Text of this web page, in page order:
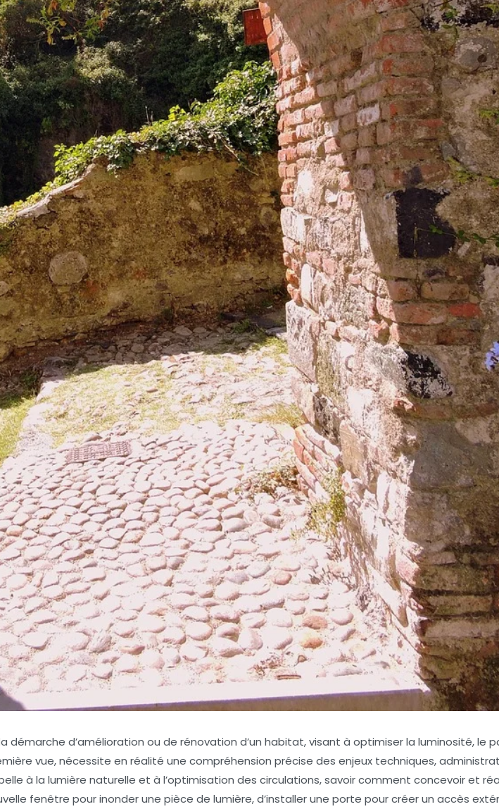
démarche d’amélioration ou de rénovation d’un habitat, visant à optimiser la luminosité, le
vue, nécessite en réalité une compréhension précise des enjeux techniques,
à la lumière naturelle et à l’optimisation des circulations, savoir comment concevoir et
fenêtre pour inonder une pièce de lumière, d’installer une porte pour créer un accès